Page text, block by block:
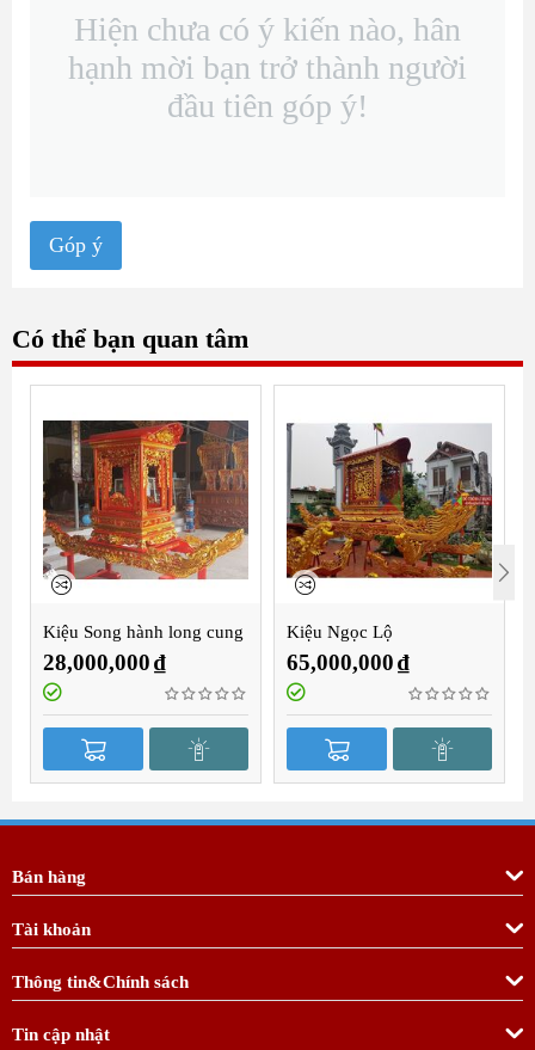
Hiện chưa có ý kiến nào, hân
hạnh mời bạn trở thành người
đầu tiên góp ý!
Góp ý
Có thể bạn quan tâm
Kiệu Song hành long cung
2m8
28,000,000₫
Kiệu Ngọc Lộ
65,000,000₫
Bán hàng
Tài khoản
Thông tin&Chính sách
Tin cập nhật